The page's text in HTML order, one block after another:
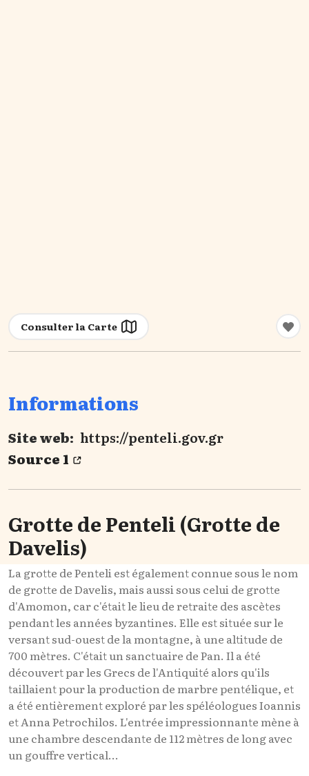
Consulter la Carte
Informations
Site web: https://penteli.gov.gr
Source 1
Grotte de Penteli (Grotte de
Davelis)
La grotte de Penteli est également connue sous le nom
de grotte de Davelis, mais aussi sous celui de grotte
d'Amomon, car c'était le lieu de retraite des ascètes
pendant les années byzantines. Elle est située sur le
versant sud-ouest de la montagne, à une altitude de
700 mètres. C'était un sanctuaire de Pan. Il a été
découvert par les Grecs de l'Antiquité alors qu'ils
taillaient pour la production de marbre pentélique, et
a été entièrement exploré par les spéléologues Ioannis
et Anna Petrochilos. L'entrée impressionnante mène à
une chambre descendante de 112 mètres de long avec
un gouffre vertical...